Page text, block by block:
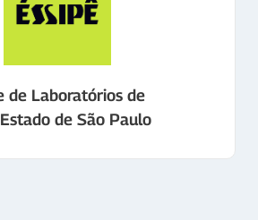
de Laboratórios de
de São Paulo